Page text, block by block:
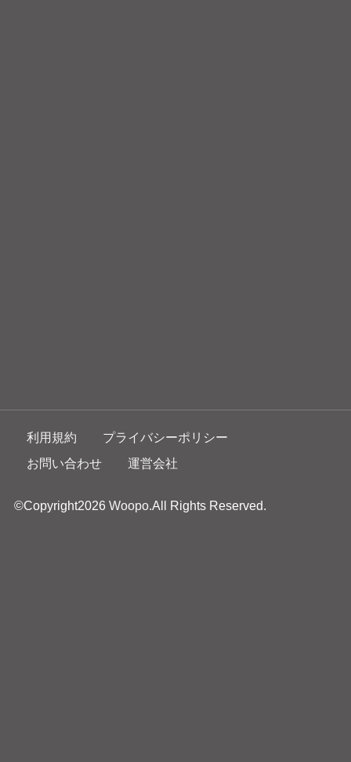
利用規約
プライバシーポリシー
お問い合わせ
運営会社
©Copyright2026 Woopo.All Rights Reserved.